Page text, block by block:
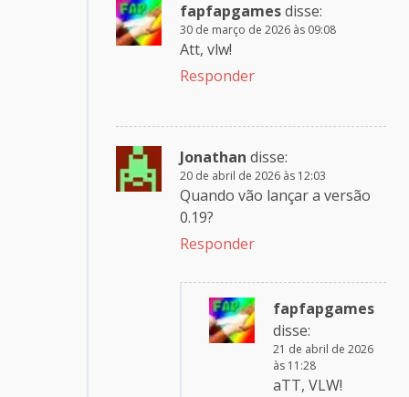
fapfapgamesdisse:
30 de março de 2026 às 09:08
Att, vlw!
Responder
Jonathan disse:
20 de abril de 2026 às 12:03
Quando vão lançar a versão
0.19?
Responder
fapfapgames
disse:
21 de abril de 2026
às 11:28
aTT, VLW!